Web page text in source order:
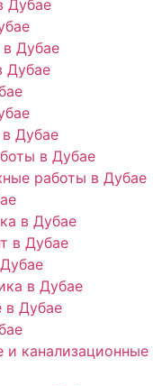
Дубае
Дубае
Дубае
Дубае
в Дубае
работы в Дубае
в Дубае
в Дубае
в Дубае
в Дубае
канализационные